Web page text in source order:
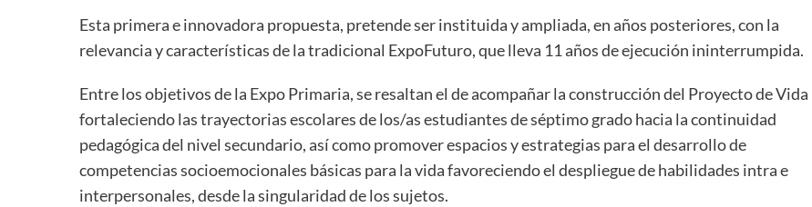
Esta primera e innovadora propuesta, pretende ser instituida y ampliada, en años posteriores, con la
relevancia y características de la tradicional ExpoFuturo, que lleva 11 años de ejecución ininterrumpida.
Entre los objetivos de la Expo Primaria, se resaltan el de acompañar la construcción del Proyecto de Vida
fortaleciendo las trayectorias escolares de los/as estudiantes de séptimo grado hacia la continuidad
pedagógica del nivel secundario, así como promover espacios y estrategias para el desarrollo de
competencias socioemocionales básicas para la vida favoreciendo el despliegue de habilidades intra e
interpersonales, desde la singularidad de los sujetos.